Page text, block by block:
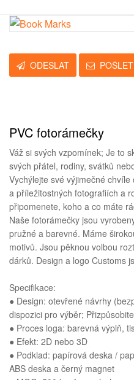
ODESLAT
PVC fotorámečky
Váž si svých vzpomínek; Je to
svých přátel, rodiny, svátků
Vychýlejte své výjimečné
a příležitostných fotografiích a
připomenete, koho a co máte
Naše fotorámečky jsou
pružné a barevné. Máme
motivů. Jsou pěknou volbou
dárků. Design a logo Customs
Specifikace:
● Design: otevřené návrhy
dispozici pro výběr;
● Proces loga: barevná výplň,
● Efekt: 2D nebo 3D
● Podklad: papírová deska /
ABS deska a černý magnet